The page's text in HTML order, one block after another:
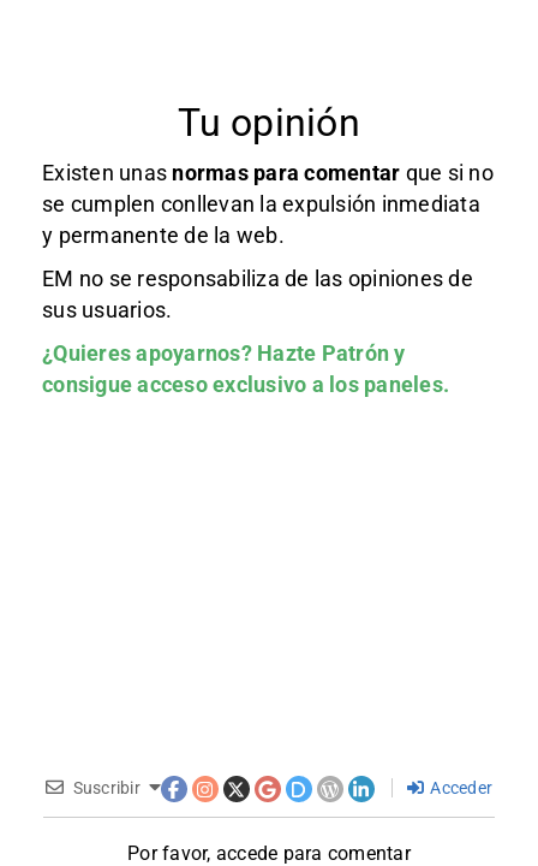
Tu opinión
Existen unas normas para comentar que si no
se cumplen conllevan la expulsión inmediata
y permanente de la web.
EM no se responsabiliza de las opiniones de
sus usuarios.
¿Quieres apoyarnos? Hazte Patróny
consigue acceso exclusivo a los paneles.
Suscribir Acceder
Por favor, accede para comentar